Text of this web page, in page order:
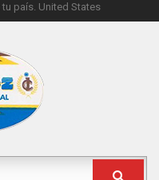
país. United States